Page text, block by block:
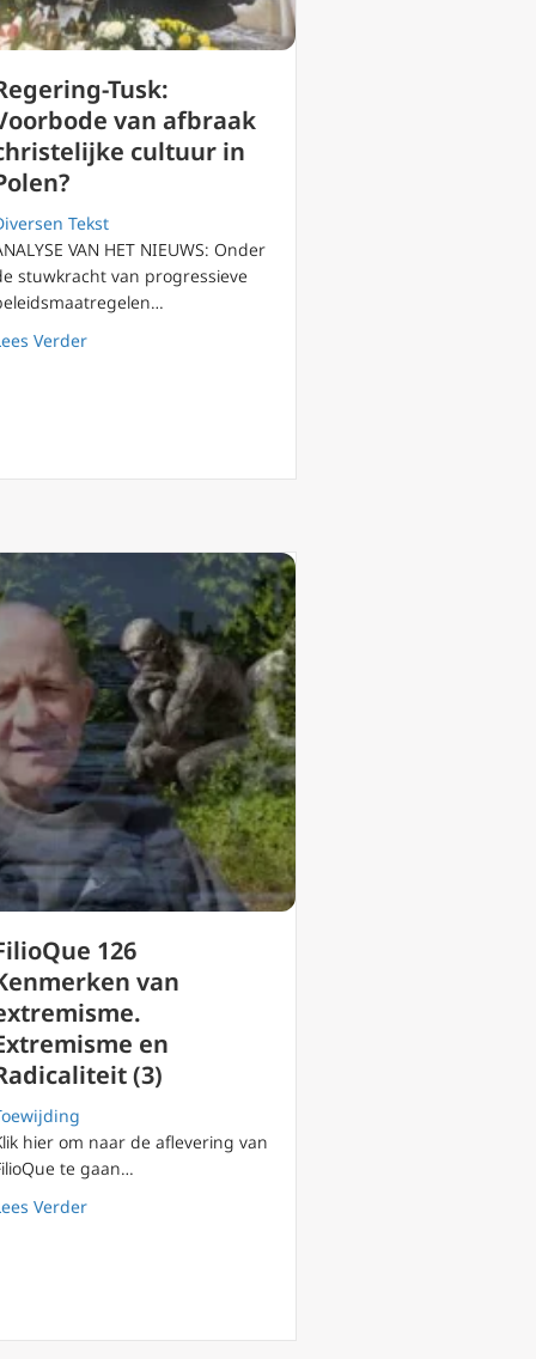
geweten
Tusk:
van afbraak
cultuur in
Tekst
VAN HET NIEUWS: Onder
stuwkracht van progressieve
Verderabout Regering-Tusk: Voorbode van afbraak
Extremisme en Radicaliteit (9)
126
van
en
(3)
hier om naar de aflevering van
te gaan…
Verderabout FilioQue 126 Kenmerken van extremisme.